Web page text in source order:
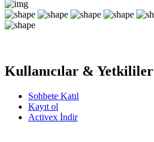
Kullanıcılar & Yetkililer
Sohbete Katıl
Kayıt ol
Activex İndir